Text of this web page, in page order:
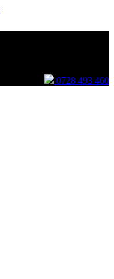
0728 493 460